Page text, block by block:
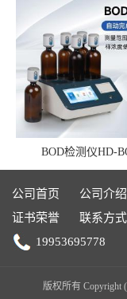
BOD检测仪HD-
公司首页 公司介绍
证书荣誉
联系方式
19953695778
版权所有 Copyright